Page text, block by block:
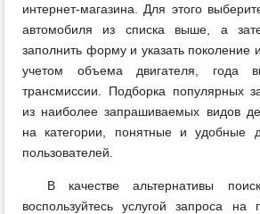
интернет-магазина. Для этого
автомобиля из списка выше, а
заполнить форму и указать
учетом объема двигателя, года
трансмиссии. Подборка популярных
из наиболее запрашиваемых видов
на категории, понятные и удобные
пользователей.
В качестве альтернативы
воспользуйтесь услугой запроса на